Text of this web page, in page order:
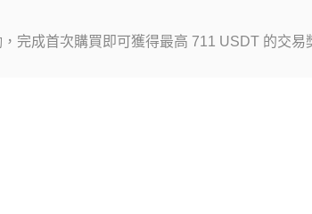
完成首次購買即可獲得最高 711 USDT 的交易